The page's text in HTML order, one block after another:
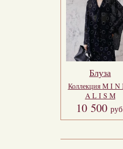
Блуза
Коллекция M I N
A L I S M
10 500